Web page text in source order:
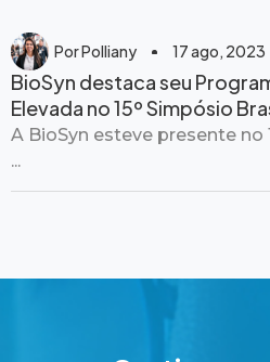
PorPolliany 17 ago, 2023
BioSyn destaca seu
Elevada no 15º Simpósio
A BioSyn esteve presente no
...